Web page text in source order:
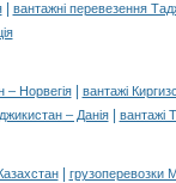
|
вантажні перевезення
– Норвегія|
вантажі
– Данія| вантажі
|
грузоперевозки